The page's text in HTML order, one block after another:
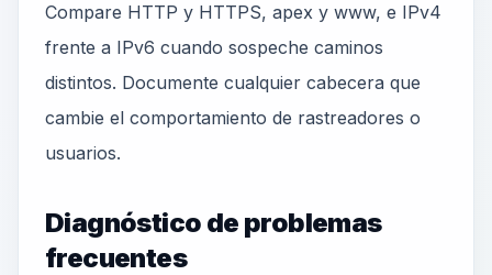
Compare HTTP y HTTPS, apex y www, e IPv4
frente a IPv6 cuando sospeche caminos
distintos. Documente cualquier cabecera que
cambie el comportamiento de rastreadores o
usuarios.
Diagnóstico de problemas
frecuentes